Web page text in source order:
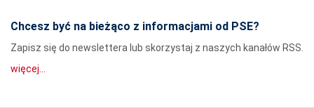
Chcesz być na bieżąco z informacjami od PSE?
Zapisz się do newslettera lub skorzystaj z naszych kanałów RSS.
więcej...